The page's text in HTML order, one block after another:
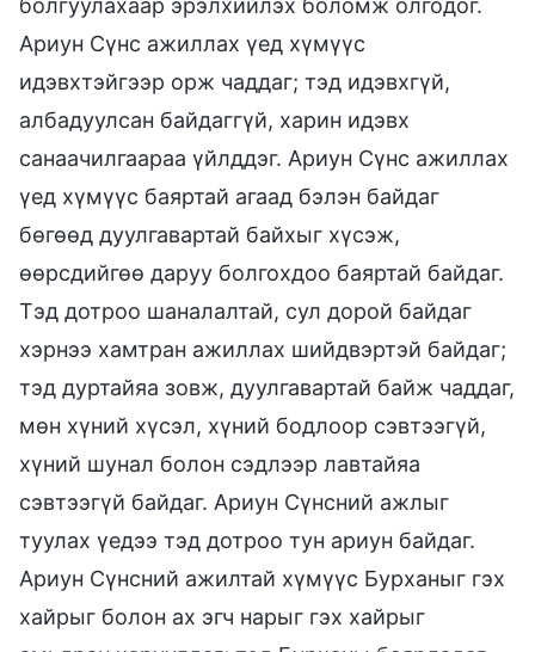
Ариун Сүнс ажиллах үед хүмүүс
идэвхтэйгээр орж чаддаг; тэд идэвхгүй,
албадуулсан байдаггүй, харин идэвх
санаачилгаараа үйлддэг. Ариун Сүнс ажиллах
үед хүмүүс баяртай агаад бэлэн байдаг
бөгөөд дуулгавартай байхыг хүсэж,
өөрсдийгөө даруу болгохдоо баяртай байдаг.
Тэд дотроо шаналалтай, сул дорой байдаг
хэрнээ хамтран ажиллах шийдвэртэй байдаг;
тэд дуртайяа зовж, дуулгавартай байж чаддаг,
мөн хүний хүсэл, хүний бодлоор сэвтээгүй,
хүний шунал болон сэдлээр лавтайяа
сэвтээгүй байдаг. Ариун Сүнсний ажлыг
туулах үедээ тэд дотроо тун ариун байдаг.
Ариун Сүнсний ажилтай хүмүүс Бурханыг гэх
хайрыг болон ах эгч нарыг гэх хайрыг